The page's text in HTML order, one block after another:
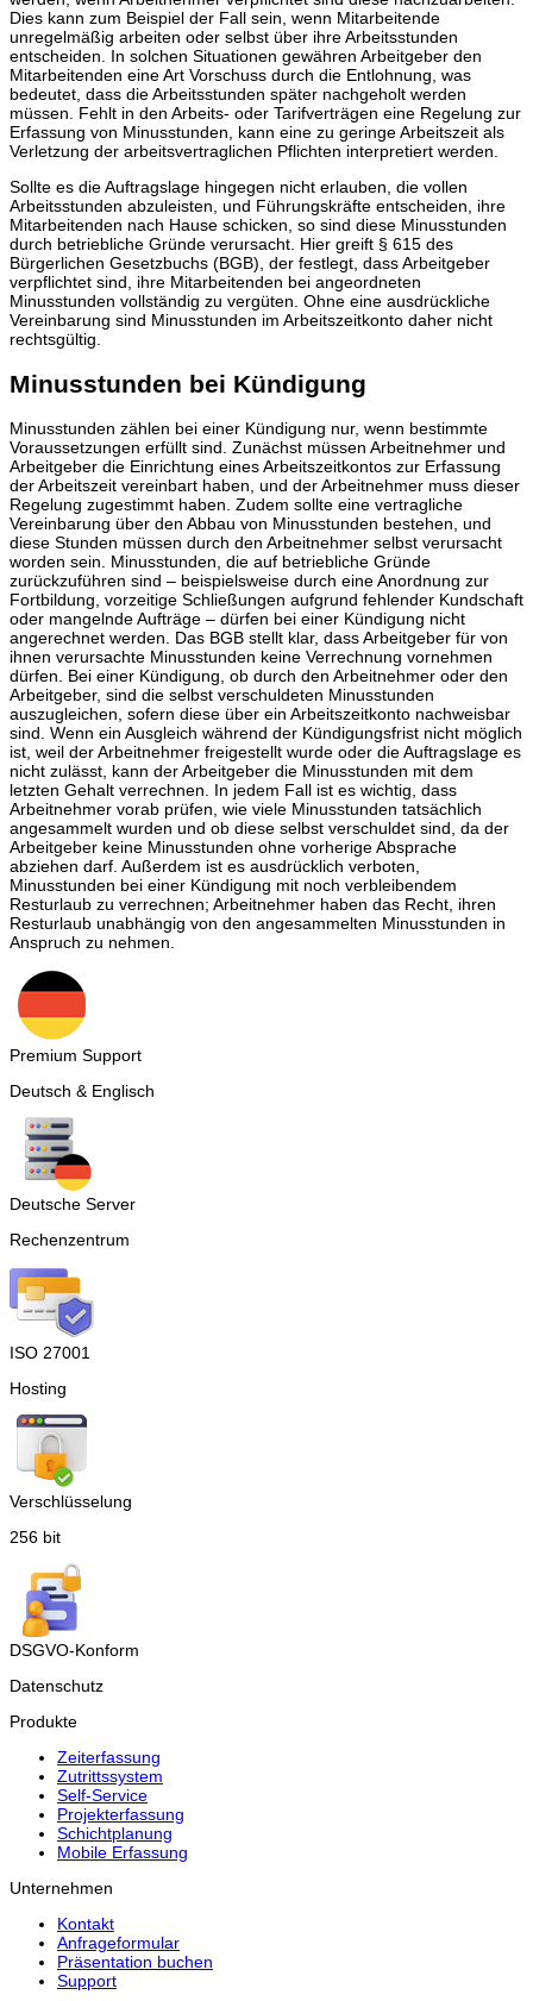
Dies kann zum Beispiel der Fall sein, wenn Mitarbeitende
unregelmäßig arbeiten oder selbst über ihre Arbeitsstunden
entscheiden. In solchen Situationen gewähren Arbeitgeber den
Mitarbeitenden eine Art Vorschuss durch die Entlohnung, was
bedeutet, dass die Arbeitsstunden später nachgeholt werden
müssen. Fehlt in den Arbeits- oder Tarifverträgen eine Regelung zur
Erfassung von Minusstunden, kann eine zu geringe Arbeitszeit als
Verletzung der arbeitsvertraglichen Pflichten interpretiert werden.
Sollte es die Auftragslage hingegen nicht erlauben, die vollen
Arbeitsstunden abzuleisten, und Führungskräfte entscheiden, ihre
Mitarbeitenden nach Hause schicken, so sind diese Minusstunden
durch betriebliche Gründe verursacht. Hier greift § 615 des
Bürgerlichen Gesetzbuchs (BGB), der festlegt, dass Arbeitgeber
verpflichtet sind, ihre Mitarbeitenden bei angeordneten
Minusstunden vollständig zu vergüten. Ohne eine ausdrückliche
Vereinbarung sind Minusstunden im Arbeitszeitkonto daher nicht
rechtsgültig.
Minusstunden bei Kündigung
Minusstunden zählen bei einer Kündigung nur, wenn bestimmte
Voraussetzungen erfüllt sind. Zunächst müssen Arbeitnehmer und
Arbeitgeber die Einrichtung eines Arbeitszeitkontos zur Erfassung
der Arbeitszeit vereinbart haben, und der Arbeitnehmer muss dieser
Regelung zugestimmt haben. Zudem sollte eine vertragliche
Vereinbarung über den Abbau von Minusstunden bestehen, und
diese Stunden müssen durch den Arbeitnehmer selbst verursacht
worden sein. Minusstunden, die auf betriebliche Gründe
zurückzuführen sind – beispielsweise durch eine Anordnung zur
Fortbildung, vorzeitige Schließungen aufgrund fehlender Kundschaft
oder mangelnde Aufträge – dürfen bei einer Kündigung nicht
angerechnet werden. Das BGB stellt klar, dass Arbeitgeber für von
ihnen verursachte Minusstunden keine Verrechnung vornehmen
dürfen. Bei einer Kündigung, ob durch den Arbeitnehmer oder den
Arbeitgeber, sind die selbst verschuldeten Minusstunden
auszugleichen, sofern diese über ein Arbeitszeitkonto nachweisbar
sind. Wenn ein Ausgleich während der Kündigungsfrist nicht möglich
ist, weil der Arbeitnehmer freigestellt wurde oder die Auftragslage es
nicht zulässt, kann der Arbeitgeber die Minusstunden mit dem
letzten Gehalt verrechnen. In jedem Fall ist es wichtig, dass
Arbeitnehmer vorab prüfen, wie viele Minusstunden tatsächlich
angesammelt wurden und ob diese selbst verschuldet sind, da der
Arbeitgeber keine Minusstunden ohne vorherige Absprache
abziehen darf. Außerdem ist es ausdrücklich verboten,
Minusstunden bei einer Kündigung mit noch verbleibendem
Resturlaub zu verrechnen; Arbeitnehmer haben das Recht, ihren
Resturlaub unabhängig von den angesammelten Minusstunden in
Anspruch zu nehmen.
Premium Support
Deutsch & Englisch
Deutsche Server
Rechenzentrum
ISO 27001
Hosting
Verschlüsselung
256 bit
DSGVO-Konform
Datenschutz
Produkte
Zeiterfassung
Zutrittssystem
Self-Service
Projekterfassung
Schichtplanung
Mobile Erfassung
Unternehmen
Kontakt
Anfrageformular
Präsentation buchen
Support